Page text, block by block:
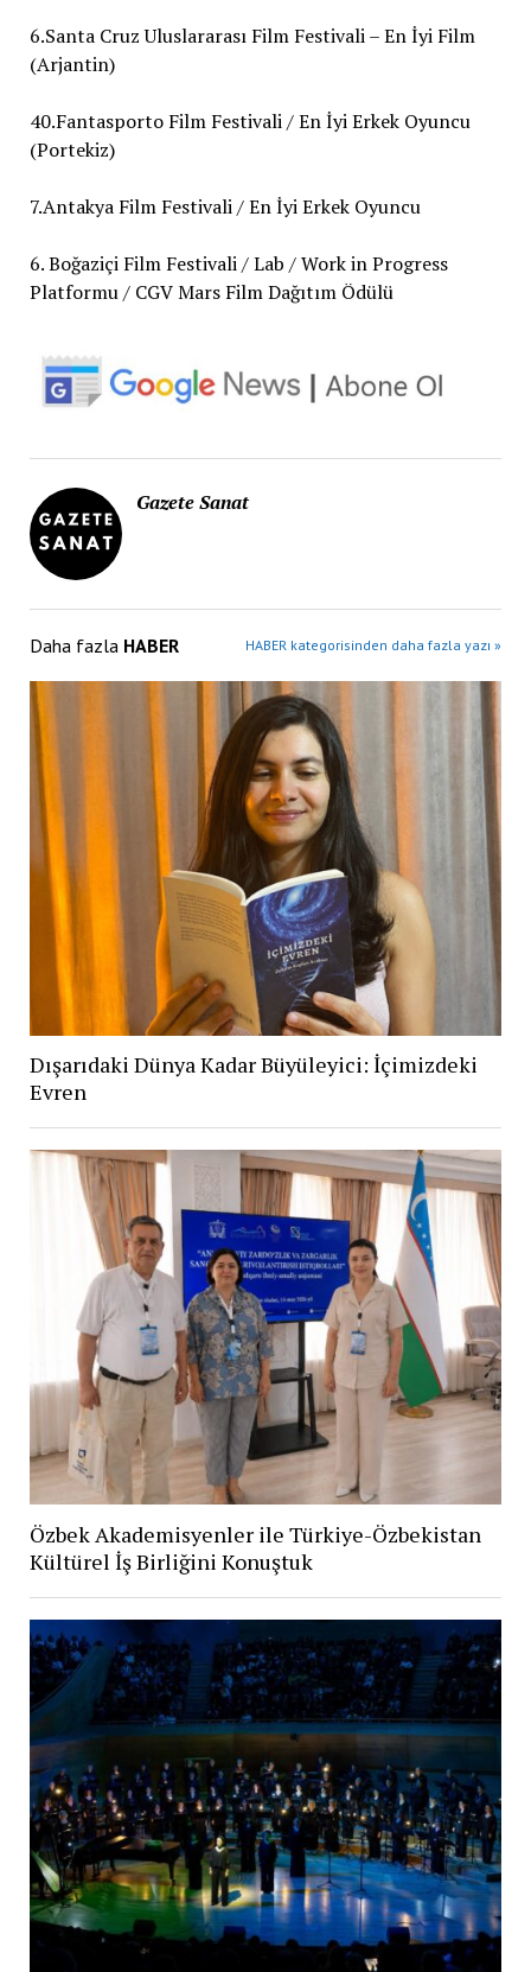
6.Santa Cruz Uluslararası Film Festivali – En İyi Film
(Arjantin)
40.Fantasporto Film Festivali / En İyi Erkek Oyuncu
(Portekiz)
7.Antakya Film Festivali / En İyi Erkek Oyuncu
6. Boğaziçi Film Festivali / Lab / Work in Progress
Platformu / CGV Mars Film Dağıtım Ödülü
Gazete Sanat
Daha fazla HABER HABER kategorisinden daha fazla yazı »
Dışarıdaki Dünya Kadar Büyüleyici: İçimizdeki
Evren
Özbek Akademisyenler ile Türkiye-Özbekistan
Kültürel İş Birliğini Konuştuk